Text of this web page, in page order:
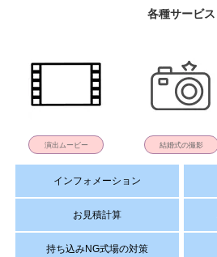
各種サービス
演出ムービー 結婚式の撮影
インフォメーション
お見積計算
持ち込みNG式場の対策